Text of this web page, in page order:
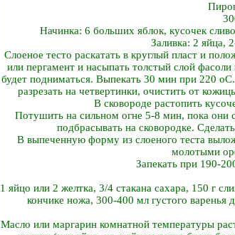
Начинка: 6 больших яблок, кусочек
Заливка: 2 яйца,
Слоеное тесто раскатать в круглый пласт и
или пергамент и насыпать толстый слой
будет подниматься. Выпекать 30 мин при 220
разрезать на четвертинки, очистить от
В сковороде растопить
Потушить на сильном огне 5-8 мин, пока они
подбрасывать на сковородке.
В выпеченную форму из слоеного теста
молотыми
Запекать при 190-
1 яйцо или 2 желтка, 3/4 стакана сахара, 150 г
кончике ножа, 300-400 мл густого варенья
Масло или маргарин комнатной температуры